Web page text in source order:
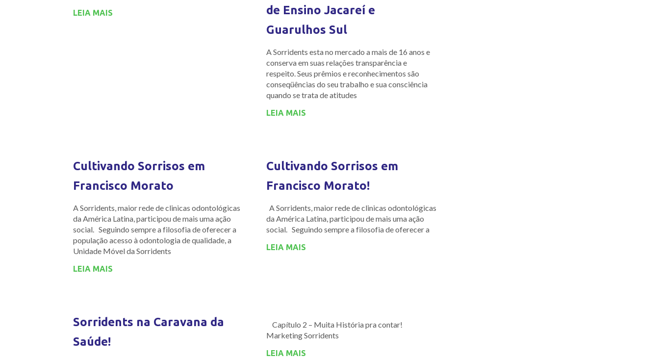
LEIA MAIS
de Ensino Jacareí e
Guarulhos Sul
A Sorridents esta no mercado a mais de 16 anos e
conserva em suas relações transparência e
respeito. Seus prêmios e reconhecimentos são
conseqüências do seu trabalho e sua consciência
quando se trata de atitudes
LEIA MAIS
Cultivando Sorrisos em
Francisco Morato
A Sorridents, maior rede de clinicas odontológicas
da América Latina, participou de mais uma ação
social. Seguindo sempre a filosofia de oferecer a
população acesso à odontologia de qualidade, a
Unidade Móvel da Sorridents
LEIA MAIS
Cultivando Sorrisos em
Francisco Morato!
A Sorridents, maior rede de clinicas odontológicas
da América Latina, participou de mais uma ação
social. Seguindo sempre a filosofia de oferecer a
LEIA MAIS
Sorridents na Caravana da
Saúde!
Capítulo 2 – Muita História pra contar!
Marketing Sorridents
LEIA MAIS